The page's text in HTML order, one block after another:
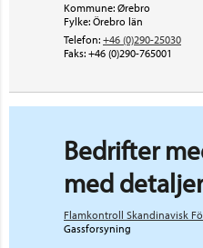
Kommune: Ørebro
Fylke: Örebro län
Telefon: +46 (0)290-25030
Faks: +46 (0)290-765001
Bedrifter
med
Flamkontroll Skandinavisk
Gassforsyning